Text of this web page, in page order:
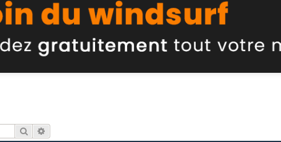
Rechercher